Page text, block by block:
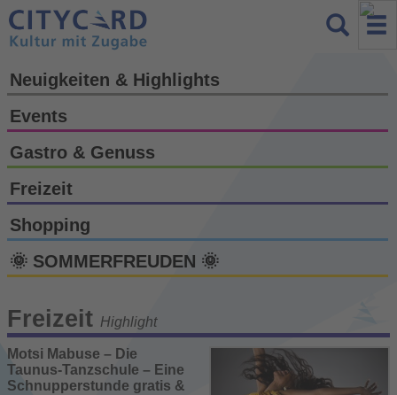
Neuigkeiten & Highlights
Events
Gastro & Genuss
Freizeit
Shopping
🌞 SOMMERFREUDEN 🌞
Freizeit Highlight
Motsi Mabuse – Die
Taunus-Tanzschule – Eine
Schnupperstunde gratis &